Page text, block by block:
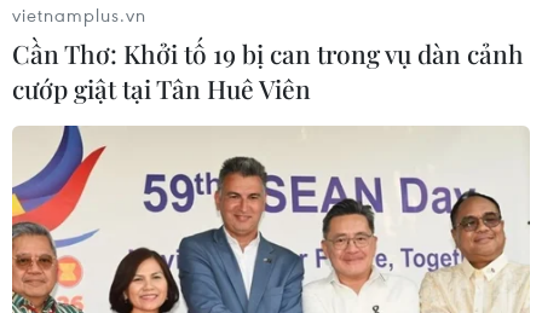
vietnamplus.vn
Cần Thơ: Khởi tố 19 bị can trong vụ dàn cảnh
cướp giật tại Tân Huê Viên